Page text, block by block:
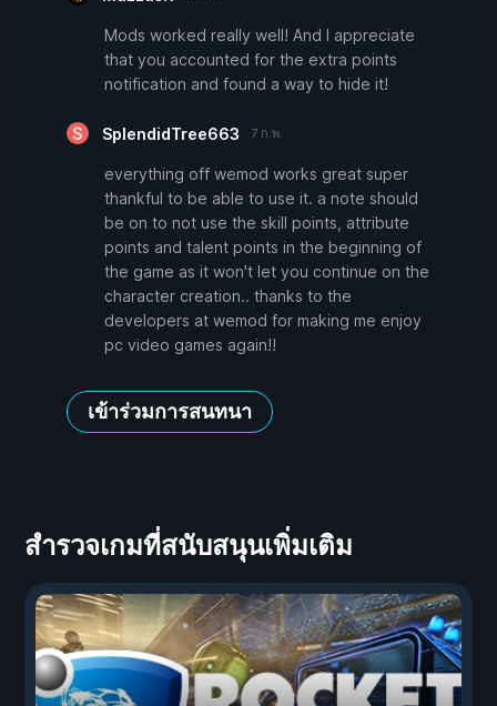
Mods worked really well! And I appreciate
that you accounted for the extra points
notification and found a way to hide it!
SplendidTree663 7 ก.พ.
everything off wemod works great super
thankful to be able to use it. a note should
be on to not use the skill points, attribute
points and talent points in the beginning of
the game as it won't let you continue on the
character creation.. thanks to the
developers at wemod for making me enjoy
pc video games again!!
เข้าร่วมการสนทนา
สำรวจเกมที่สนับสนุนเพิ่มเติม